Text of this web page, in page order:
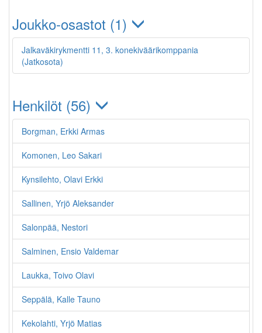
Joukko-osastot (1)
Jalkaväkirykmentti 11, 3. konekiväärikomppania
(Jatkosota)
Henkilöt (56)
Borgman, Erkki Armas
Komonen, Leo Sakari
Kynsilehto, Olavi Erkki
Sallinen, Yrjö Aleksander
Salonpää, Nestori
Salminen, Ensio Valdemar
Laukka, Toivo Olavi
Seppälä, Kalle Tauno
Kekolahti, Yrjö Matias